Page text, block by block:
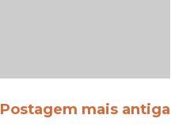
Postagem mais antiga